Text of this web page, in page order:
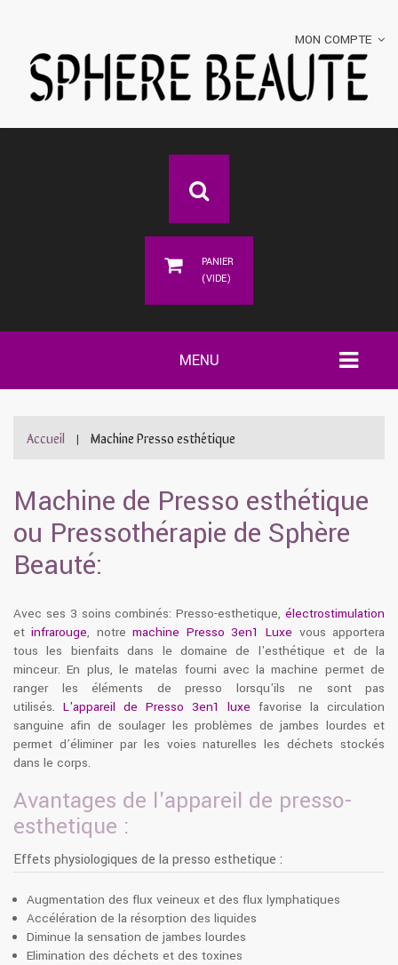
MON COMPTE
PANIER
(VIDE)
MENU
Accueil | Machine Presso esthétique
Machine de Presso esthétique
ou Pressothérapie de Sphère
Beauté:
Avec ses 3 soins combinés: Presso-esthetique, électrostimulation
etinfrarouge, notremachine Presso 3en1 Luxe vous apportera
tous les bienfaits dans le domaine de l'esthétique et de la
minceur. En plus, le matelas fourni avec la machine permet de
ranger les éléments de presso lorsqu'ils ne sont pas
utilisés. L'appareil de Presso 3en1 luxe favorise la circulation
sanguine afin de soulager les problèmes de jambes lourdes et
permet d’éliminer par les voies naturelles les déchets stockés
dans le corps.
Avantages de l'appareil de presso-
esthetique :
Effets physiologiques de la presso esthetique :
Augmentation des flux veineux et des flux lymphatiques
Accélération de la résorption des liquides
Diminue la sensation de jambes lourdes
Elimination des déchets et des toxines